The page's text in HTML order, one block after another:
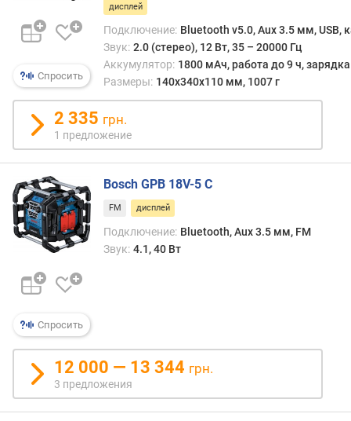
более
е
ш
ы
х
к
д
о
р
о
г
и
м
т
д
р
о
г
и
х
к
Спросить
дисплей
Подключение: Bluetooth v5.0, Aux 3.5 мм, USB,
Звук: 2.0 (стерео), 12 Вт, 35 – 20000 Гц
Аккумулятор: 1800 мАч, работа до 9 ч,
Размеры: 140x340x110 мм, 1007 г
2 335 грн.
1 предложение
Спросить
Bosch GPB 18V-5 C
FM дисплей
Подключение: Bluetooth, Aux 3.5 мм, FM
Звук: 4.1, 40 Вт
12 000 — 13 344 грн.
3 предложения